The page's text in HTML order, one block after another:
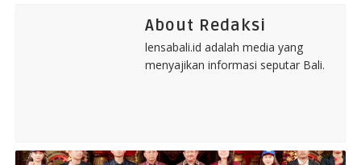
About Redaksi
lensabali.id adalah media yang
menyajikan informasi seputar Bali.